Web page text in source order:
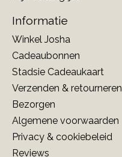
Informatie
Winkel Josha
Cadeaubonnen
Stadsie Cadeaukaart
Verzenden & retourneren
Bezorgen
Algemene voorwaarden
Privacy & cookiebeleid
Reviews